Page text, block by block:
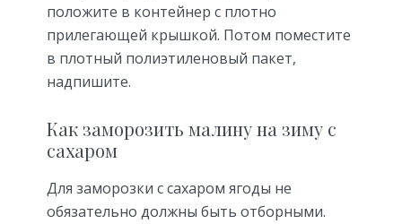
положите в контейнер с плотно
прилегающей крышкой. Потом поместите
в плотный полиэтиленовый пакет,
надпишите.
Как заморозить малину на зиму с
сахаром
Для заморозки с сахаром ягоды не
обязательно должны быть отборными.